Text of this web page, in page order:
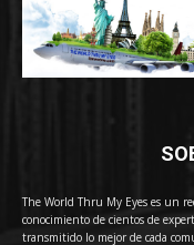
The World Thru My Eyes es un
conocimiento de cientos de
transmitido lo mejor de cada